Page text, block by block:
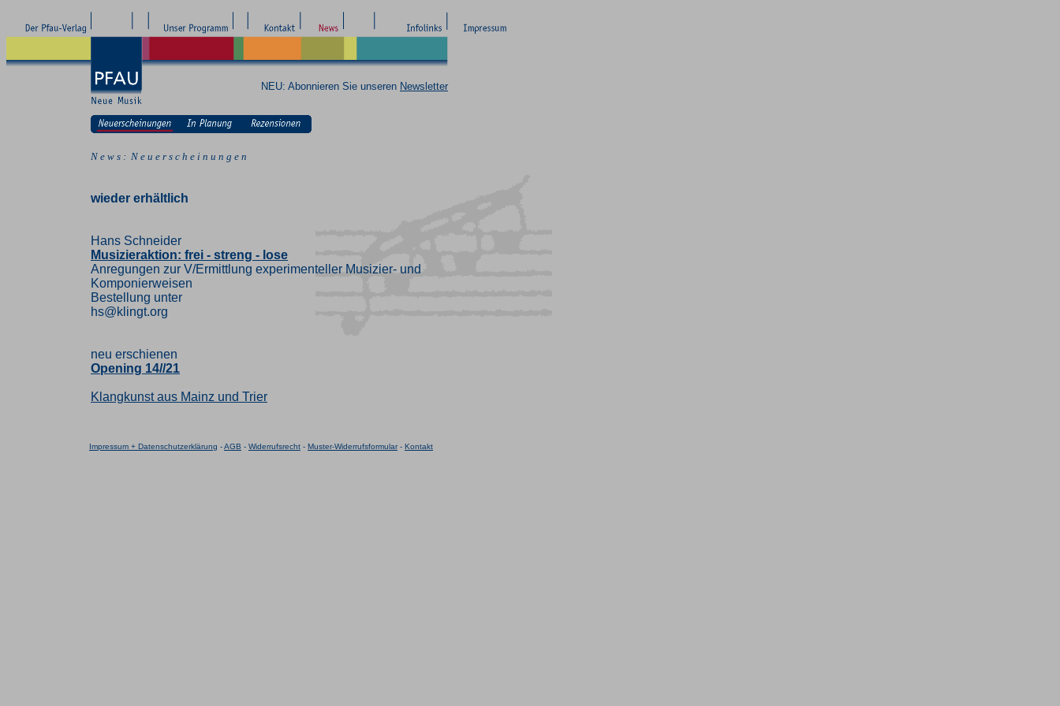
NEU: Abonnieren Sie unseren Newsletter
N e w s : N e u e r s c h e i n u n g e n
wieder erhältlich
Hans Schneider
Musizieraktion: frei - streng - lose
Anregungen zur V/Ermittlung experimenteller Musizier- und
Komponierweisen
Bestellung unter
hs@klingt.org
neu erschienen
Opening 14//21
Klangkunst aus Mainz und Trier
Impressum + Datenschutzerklärung -AGB - Widerrufsrecht - Muster-Widerrufsformular- Kontakt